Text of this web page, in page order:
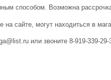
способом. Возможна
на сайте, могут находиться в
или звоните 8-919-339-29-